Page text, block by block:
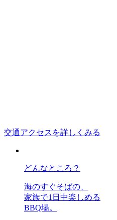
交通アクセスを詳しくみる
どんなところ？
海のすぐそばの、
家族で1日中楽しめる
BBQ場。